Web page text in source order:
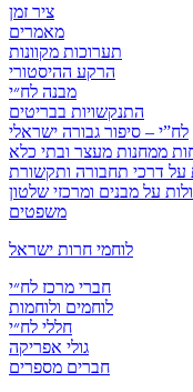
ציר זמן
מאמרים
תערוכות מקוונות
הרקע ההיסטורי
מבנה לח״י
התנקשויות בבריטים
לח”י – סיפור גבורה ישראלי
ממחנות מעצר ובתי כלא
על דרכי תחבורה ותקשורת
על מבנים ומרכזי שלטון
משפטים
לוחמי חרות ישראל
חברי מרכז לח״י
לוחמים ולוחמות
חללי לח״י
גולי אפריקה
חברים מספרים